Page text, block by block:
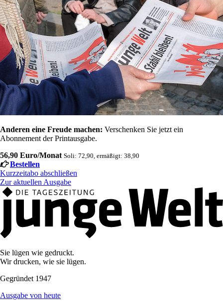
Anderen eine Freude machen: Verschenken Sie jetzt ein
Abonnement der Printausgabe.
56,90 Euro/Monat Soli: 72,90, ermäßigt: 38,90
Bestellen
Kurzzeitabo abschließen
Zur aktuellen Ausgabe
Sie lügen wie gedruckt.
Wir drucken, wie sie lügen.
Gegründet 1947
Ausgabe von heute